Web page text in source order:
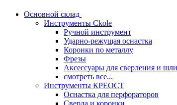
Основной склад
Инструменты Ckole
Ручной инструмент
Ударно‑режущая оснастка
Коронки по металлу
Фрезы
Аксессуары для сверления и
смотреть все...
Инструменты КРЕОСТ
Оснастка для перфораторов
Сверла и коронки